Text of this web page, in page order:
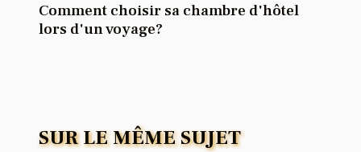
Comment choisir sa chambre d'hôtel
lors d'un voyage?
SUR LE MÊME SUJET